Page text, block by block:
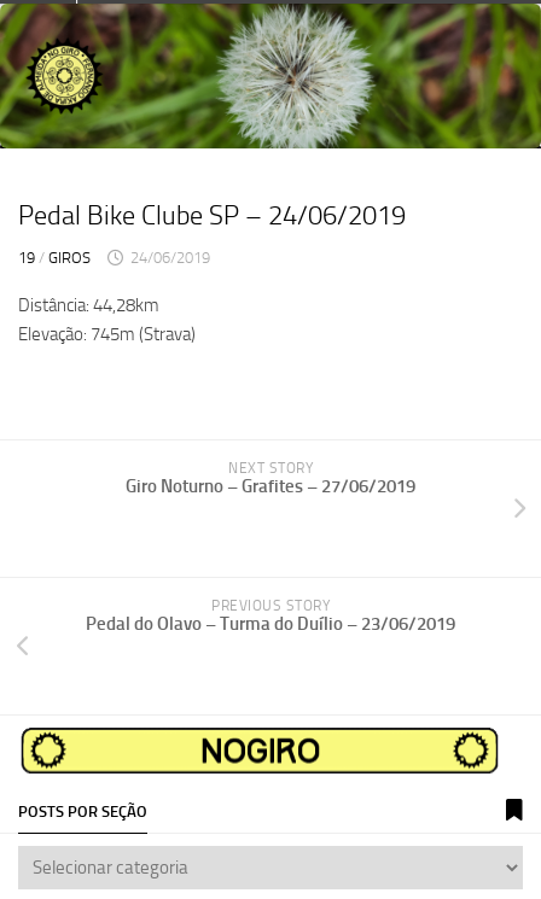
Skip
to
content
Pedal Bike Clube SP – 24/06/2019
19 / GIROS 24/06/2019
Distância: 44,28km
Elevação: 745m (Strava)
NEXT STORY
Giro Noturno – Grafites – 27/06/2019
PREVIOUS STORY
Pedal do Olavo – Turma do Duílio – 23/06/2019
POSTS POR SEÇÃO